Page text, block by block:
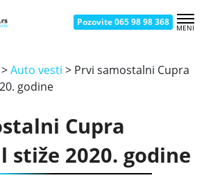
Pozovite 065 98 98 368 MENI
>Auto vesti > Prvi samostalni Cupra
godine
Cupra
stiže 2020. godine